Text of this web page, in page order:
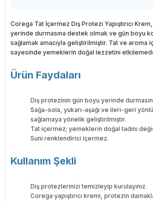
Corega Tat İçermez Diş Protezi Yapıştırıcı
yerinde durmasına destek olmak ve gün boyu
sağlamak amacıyla geliştirilmiştir. Tat ve aroma
sayesinde yemeklerin doğal lezzetini
Ürün Faydaları
Diş protezinin gün boyu yerinde
Sağa-sola, yukarı-aşağı ve ileri-geri
sağlamaya yönelik geliştirilmiştir.
Tat içermez; yemeklerin doğal tadını
Suni renklendirici içermez.
Kullanım Şekli
Diş protezlerinizi temizleyip kurulayınız.
Corega yapıştırıcı kremi, protezin